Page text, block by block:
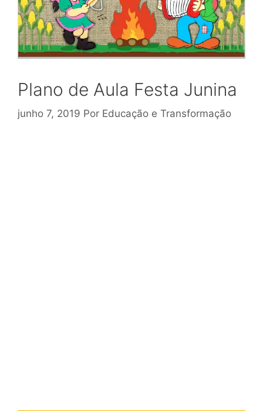
Plano de Aula Festa Junina
junho 7, 2019 Por Educação e Transformação